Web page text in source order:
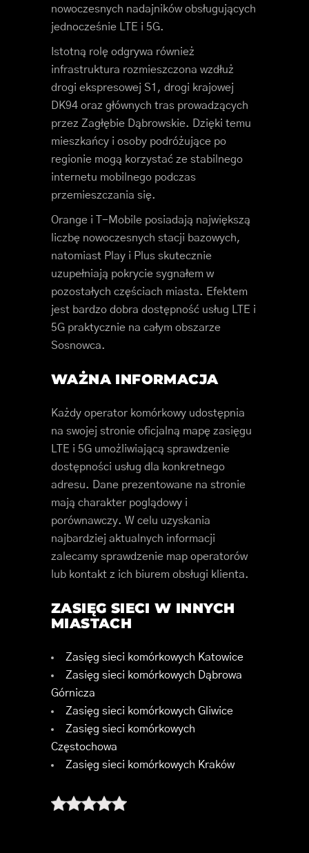
nowoczesnych nadajników obsługujących
jednocześnie LTE i 5G.
Istotną rolę odgrywa również
infrastruktura rozmieszczona wzdłuż
drogi ekspresowej S1, drogi krajowej
DK94 oraz głównych tras prowadzących
przez Zagłębie Dąbrowskie. Dzięki temu
mieszkańcy i osoby podróżujące po
regionie mogą korzystać ze stabilnego
internetu mobilnego podczas
przemieszczania się.
Orange i T-Mobile posiadają największą
liczbę nowoczesnych stacji bazowych,
natomiast Play i Plus skutecznie
uzupełniają pokrycie sygnałem w
pozostałych częściach miasta. Efektem
jest bardzo dobra dostępność usług LTE i
5G praktycznie na całym obszarze
Sosnowca.
WAŻNA INFORMACJA
Każdy operator komórkowy udostępnia
na swojej stronie oficjalną mapę zasięgu
LTE i 5G umożliwiającą sprawdzenie
dostępności usług dla konkretnego
adresu. Dane prezentowane na stronie
mają charakter poglądowy i
porównawczy. W celu uzyskania
najbardziej aktualnych informacji
zalecamy sprawdzenie map operatorów
lub kontakt z ich biurem obsługi klienta.
ZASIĘG SIECI W INNYCH
MIASTACH
Zasięg sieci komórkowych Katowice
Zasięg sieci komórkowych Dąbrowa
Górnicza
Zasięg sieci komórkowych Gliwice
Zasięg sieci komórkowych
Częstochowa
Zasięg sieci komórkowych Kraków